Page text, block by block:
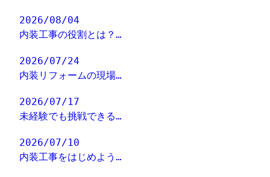
2026/08/04
内装工事の役割とは？…
2026/07/24
内装リフォームの現場…
2026/07/17
未経験でも挑戦できる…
2026/07/10
内装工事をはじめよう…